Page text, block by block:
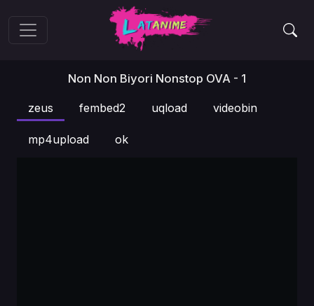
Non Non Biyori Nonstop OVA - 1
zeus fembed2 uqload videobin
mp4upload ok